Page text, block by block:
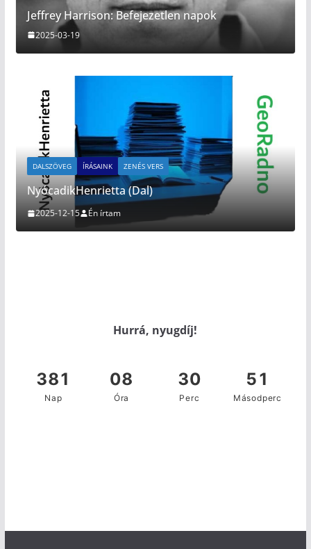
Jeffrey Harrison: Befejezetlen napok
2025-03-19
DALSZÖVEG ÍRÁSAINK ZENÉS VERS
NyócadikHenrietta (Dal)
2025-12-15 Én írtam
Hurrá, nyugdíj!